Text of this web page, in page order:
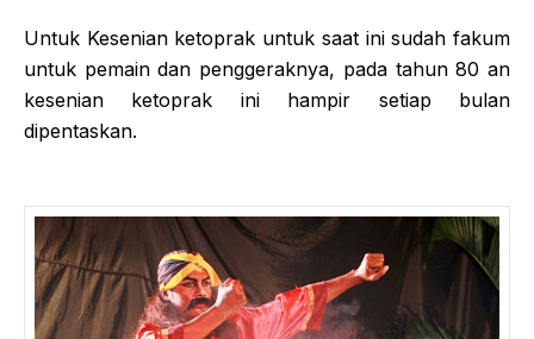
Untuk Kesenian ketoprak untuk saat ini sudah fakum
untuk pemain dan penggeraknya, pada tahun 80 an
kesenian ketoprak ini hampir setiap bulan
dipentaskan.